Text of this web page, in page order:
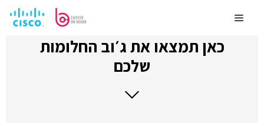
לתוכןMenu
כאן תמצאו את ג׳וב החלומות
שלכם